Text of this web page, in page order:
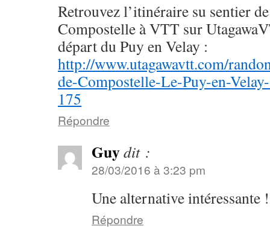
Retrouvez l’itinéraire su sentier
Compostelle à VTT sur
départ du Puy en Velay :
http://www.utagawavtt.com/
de-Compostelle-Le-Puy-en-
175
Répondre
Guydit :
28/03/2016 à 3:23 pm
Une alternative intéressante !
Répondre